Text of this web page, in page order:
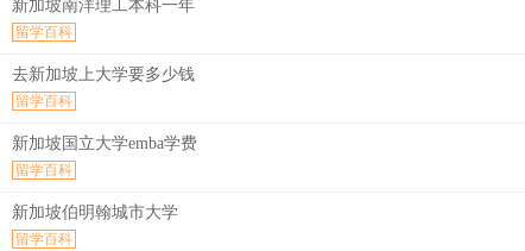
新加坡南洋理工本科一年
留学百科
去新加坡上大学要多少钱
留学百科
新加坡国立大学emba学费
留学百科
新加坡伯明翰城市大学
留学百科